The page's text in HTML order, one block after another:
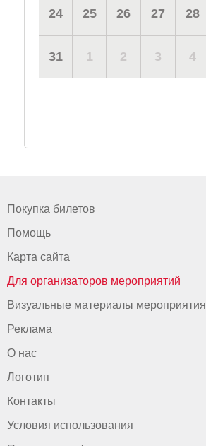
24 25 26 27 28
31 1 2 3 4
Покупка билетов
Помощь
Карта сайта
Для организаторов мероприятий
Визуальные материалы мероприятия
Реклама
О нас
Логотип
Контакты
Условия использования